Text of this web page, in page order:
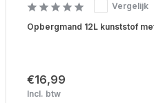
Vergelijk
Opbergmand 12L kunststof
€16,99
Incl. btw